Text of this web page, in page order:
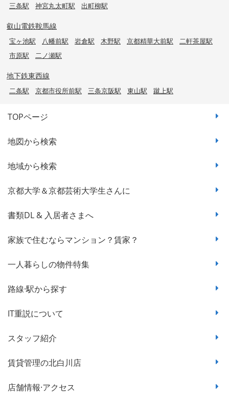
三条駅 神宮丸太町駅 出町柳駅
叡山電鉄鞍馬線
宝ヶ池駅 八幡前駅 岩倉駅 木野駅 京都精華大前駅
二軒茶屋駅
市原駅
二ノ瀬駅
地下鉄東西線
二条駅 京都市役所前駅 三条京阪駅 東山駅 蹴上駅
TOPページ
地図から検索
地域から検索
京都大学＆京都芸術大学生さんに
書類DL & 入居者さまへ
家族で住むならマンション？賃家？
一人暮らしの物件特集
路線·駅から探す
IT重説について
スタッフ紹介
賃貸管理の北白川店
店舗情報·アクセス